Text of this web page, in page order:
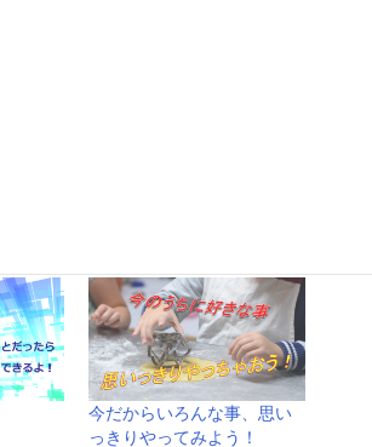
今だからいろんな事、思い
っきりやってみよう！